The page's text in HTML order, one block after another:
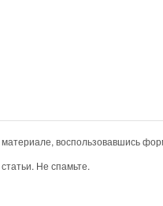
воспользовавшись
Не спамьте.